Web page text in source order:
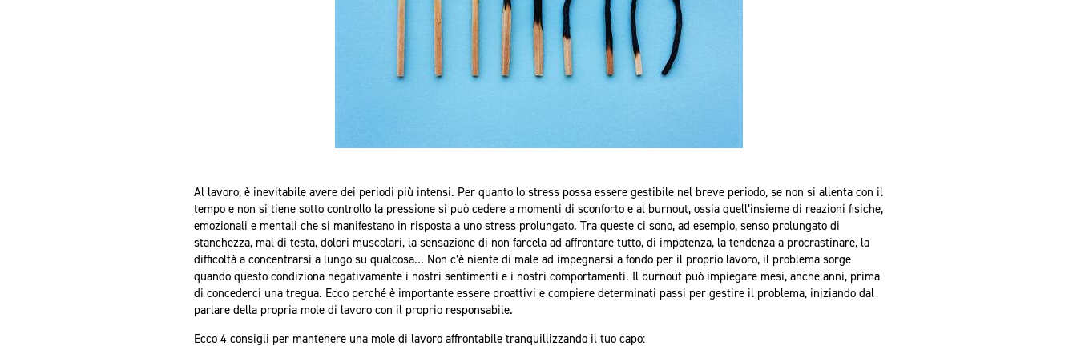
Al lavoro, è inevitabile avere dei periodi più intensi. Per quanto lo stress possa essere gestibile nel breve periodo, se non si allenta con il
tempo e non si tiene sotto controllo la pressione si può cedere a momenti di sconforto e al burnout, ossia quell’insieme di reazioni fisiche,
emozionali e mentali che si manifestano in risposta a uno stress prolungato. Tra queste ci sono, ad esempio, senso prolungato di
stanchezza, mal di testa, dolori muscolari, la sensazione di non farcela ad affrontare tutto, di impotenza, la tendenza a procrastinare, la
difficoltà a concentrarsi a lungo su qualcosa… Non c’è niente di male ad impegnarsi a fondo per il proprio lavoro, il problema sorge
quando questo condiziona negativamente i nostri sentimenti e i nostri comportamenti. Il burnout può impiegare mesi, anche anni, prima
di concederci una tregua. Ecco perché è importante essere proattivi e compiere determinati passi per gestire il problema, iniziando dal
parlare della propria mole di lavoro con il proprio responsabile.
Ecco 4 consigli per mantenere una mole di lavoro affrontabile tranquillizzando il tuo capo: